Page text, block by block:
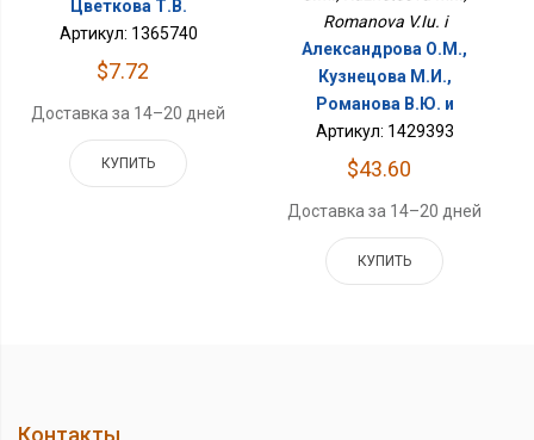
Цветкова Т.В.
Артикул: 1365740
$7.72
Доставка за 14–20 дней
КУПИТЬ
Romanova V.Iu. i
Александрова О.М.,
Кузнецова М.И.,
Романова В.Ю. и
Артикул: 1429393
$43.60
Доставка за 14–20 дней
КУПИТЬ
Контакты